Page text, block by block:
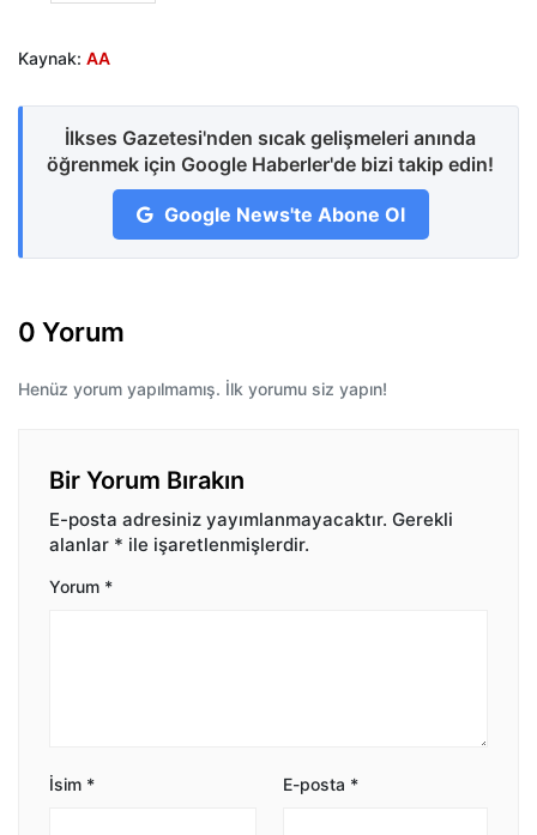
Kaynak: AA
İlkses Gazetesi'nden sıcak gelişmeleri anında
öğrenmek için Google Haberler'de bizi takip edin!
Google News'te Abone Ol
0 Yorum
Henüz yorum yapılmamış. İlk yorumu siz yapın!
Bir Yorum Bırakın
E-posta adresiniz yayımlanmayacaktır. Gerekli
alanlar * ile işaretlenmişlerdir.
Yorum *
İsim * E-posta *